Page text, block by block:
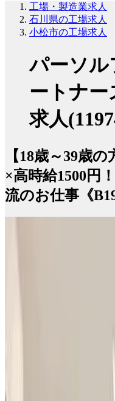
工場・製造業求人
石川県の工場求人
小松市の工場求人
パーソル
ートナー
求人
【18歳～39歳
×高時給1500円
流のお仕事《